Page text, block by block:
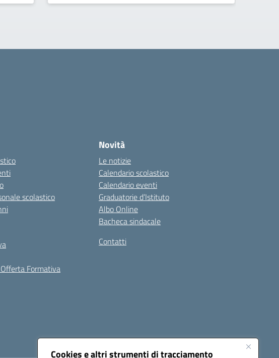
Cookies e altri strumenti di tracciamento
scolastico
Formativa
Novità
Le notizie
Calendario scolastico
Calendario eventi
Graduatorie d’Istituto
Albo Online
Bacheca sindacale
Contatti